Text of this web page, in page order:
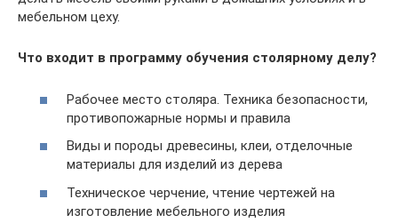
мебельном цеху.
Что входит в программу обучения столярному делу?
Рабочее место столяра. Техника безопасности,
противопожарные нормы и правила
Виды и породы древесины, клеи, отделочные
материалы для изделий из дерева
Техническое черчение, чтение чертежей на
изготовление мебельного изделия